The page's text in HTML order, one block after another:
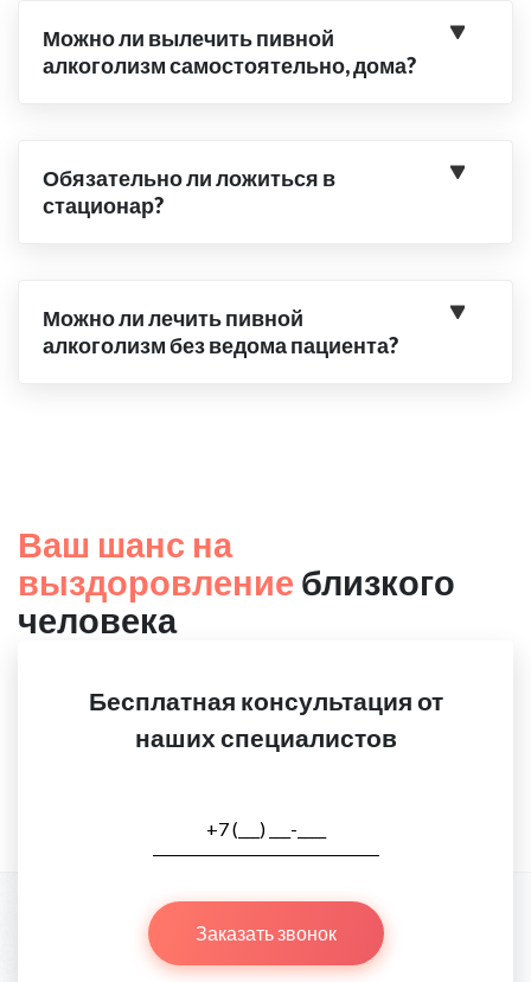
Можно ли вылечить пивной
алкоголизм самостоятельно, дома?
Обязательно ли ложиться в
стационар?
Можно ли лечить пивной
алкоголизм без ведома пациента?
Ваш шанс на
выздоровление близкого
человека
Бесплатная консультация от
наших специалистов
Заказать звонок